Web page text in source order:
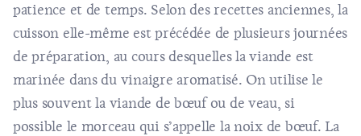
patience et de temps. Selon des recettes anciennes, la
cuisson elle-même est précédée de plusieurs journées
de préparation, au cours desquelles la viande est
marinée dans du vinaigre aromatisé. On utilise le
plus souvent la viande de bœuf ou de veau, si
possible le morceau qui s’appelle la noix de bœuf. La